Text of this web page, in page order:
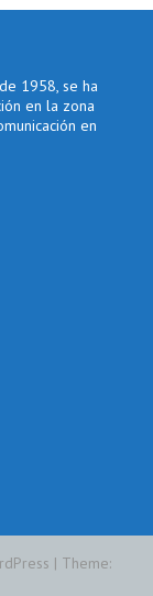
1958, se ha
en la zona
en
| Theme: